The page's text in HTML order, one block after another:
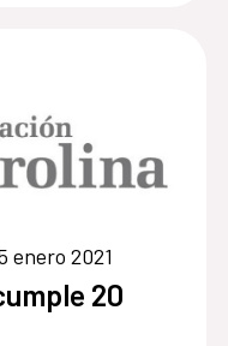
enero 2021
20